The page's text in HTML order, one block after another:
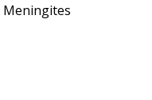
Meningites